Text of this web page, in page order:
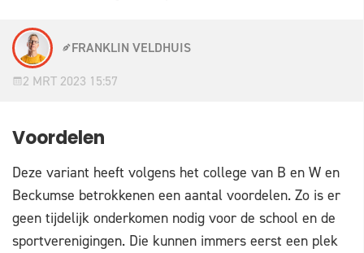
FRANKLIN VELDHUIS
2 MRT 2023 15:57
Voordelen
Deze variant heeft volgens het college van B en W en
Beckumse betrokkenen een aantal voordelen. Zo is er
geen tijdelijk onderkomen nodig voor de school en de
sportverenigingen. Die kunnen immers eerst een plek